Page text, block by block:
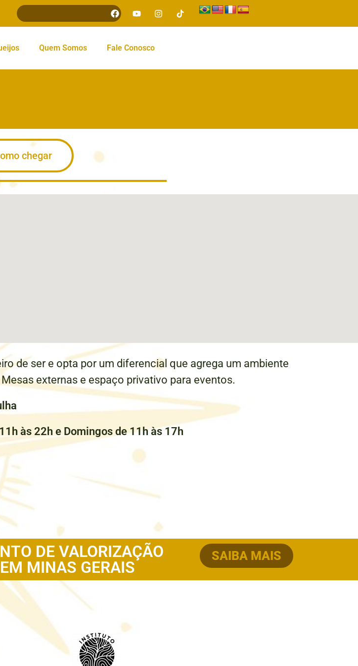
Quem Somos Fale Conosco
chegar
de ser e opta por um diferencial que agrega um ambiente
externas e espaço privativo para eventos.
às 22h e Domingos de 11h às 17h
DE VALORIZAÇÃO
MINAS GERAIS
SAIBA MAIS